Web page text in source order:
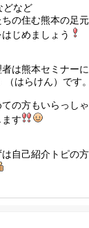
どなど
ちの住む熊本の足
はじめましょう
者は熊本セミナー
（はらけん）です。
ての方もいらっし
す
は自己紹介トピの